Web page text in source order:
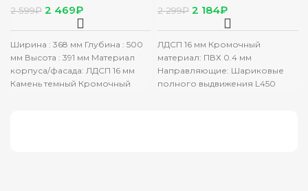
Пандора (П90) камень
тем
2 599₽ 2 469₽
Ширина : 368 мм Глубина : 500
мм Высота : 391 мм Материал
корпуса/фасада: ЛДСП 16 мм
Камень темный Кромочный
Роланд (Р76) серый дуб
2 299₽ 2 184₽
ЛДСП 16 мм Кромочный
материал: ПВХ 0.4 мм
Направляющие: Шариковые
полного выдвижения L450